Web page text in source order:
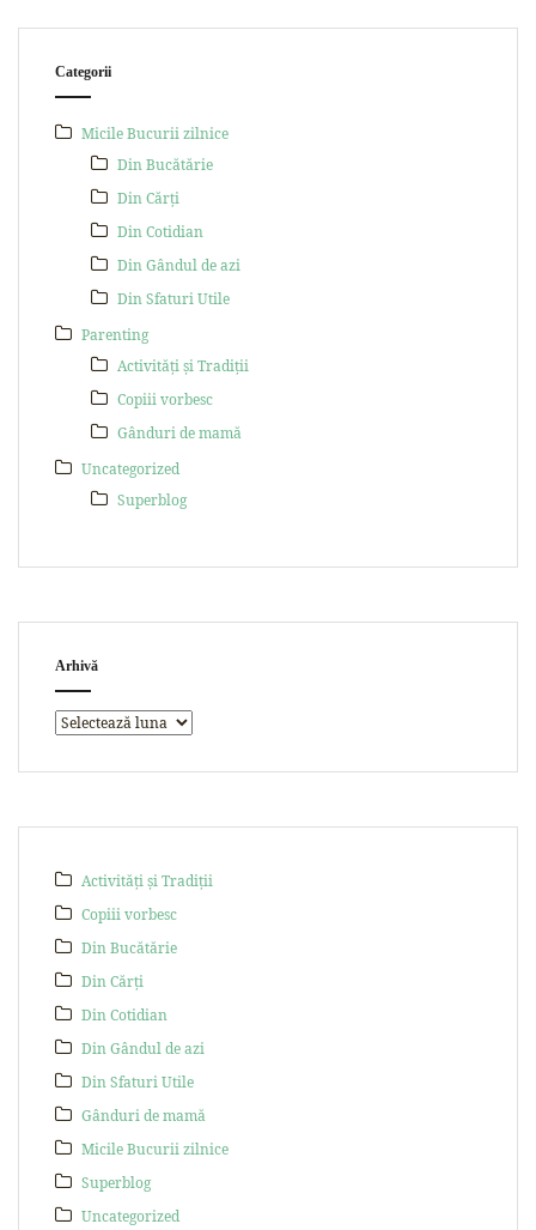
Categorii
Micile Bucurii zilnice
Din Bucătărie
Din Cărți
Din Cotidian
Din Gândul de azi
Din Sfaturi Utile
Parenting
Activități și Tradiții
Copiii vorbesc
Gânduri de mamă
Uncategorized
Superblog
Arhivă
Activități și Tradiții
Copiii vorbesc
Din Bucătărie
Din Cărți
Din Cotidian
Din Gândul de azi
Din Sfaturi Utile
Gânduri de mamă
Micile Bucurii zilnice
Superblog
Uncategorized